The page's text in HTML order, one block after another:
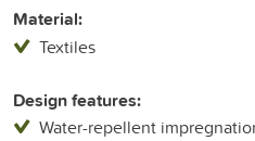
Material:
Textiles
Design features:
Water-repellent